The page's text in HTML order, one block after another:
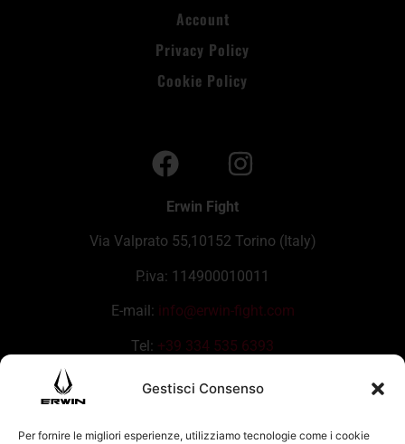
Gestisci Consenso
Per fornire le migliori esperienze, utilizziamo tecnologie come i cookie
Account
Privacy Policy
Cookie Policy
Erwin Fight
Via Valprato 55,10152 Torino (Italy)
P.iva: 114900010011
E-mail: info@erwin-fight.com
Tel: +39 334 535 6393